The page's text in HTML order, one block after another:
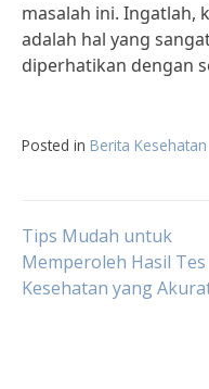
masalah ini. Ingatlah,
adalah hal yang
diperhatikan dengan
Posted in Berita Kesehatan
Post
Tips Mudah untuk
Memperoleh Hasil Tes
Kesehatan yang